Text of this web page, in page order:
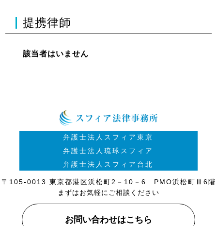
提携律師
該当者はいません
弁護士法人スフィア東京
弁護士法人琉球スフィア
弁護士法人スフィア台北
〒105-0013 東京都港区浜松町2－10－6 PMO浜松町Ⅲ6階
まずはお気軽にご相談ください
お問い合わせはこちら